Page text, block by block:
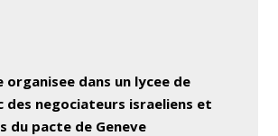
organisee dans un lycee de
des negociateurs israeliens et
du pacte de Geneve